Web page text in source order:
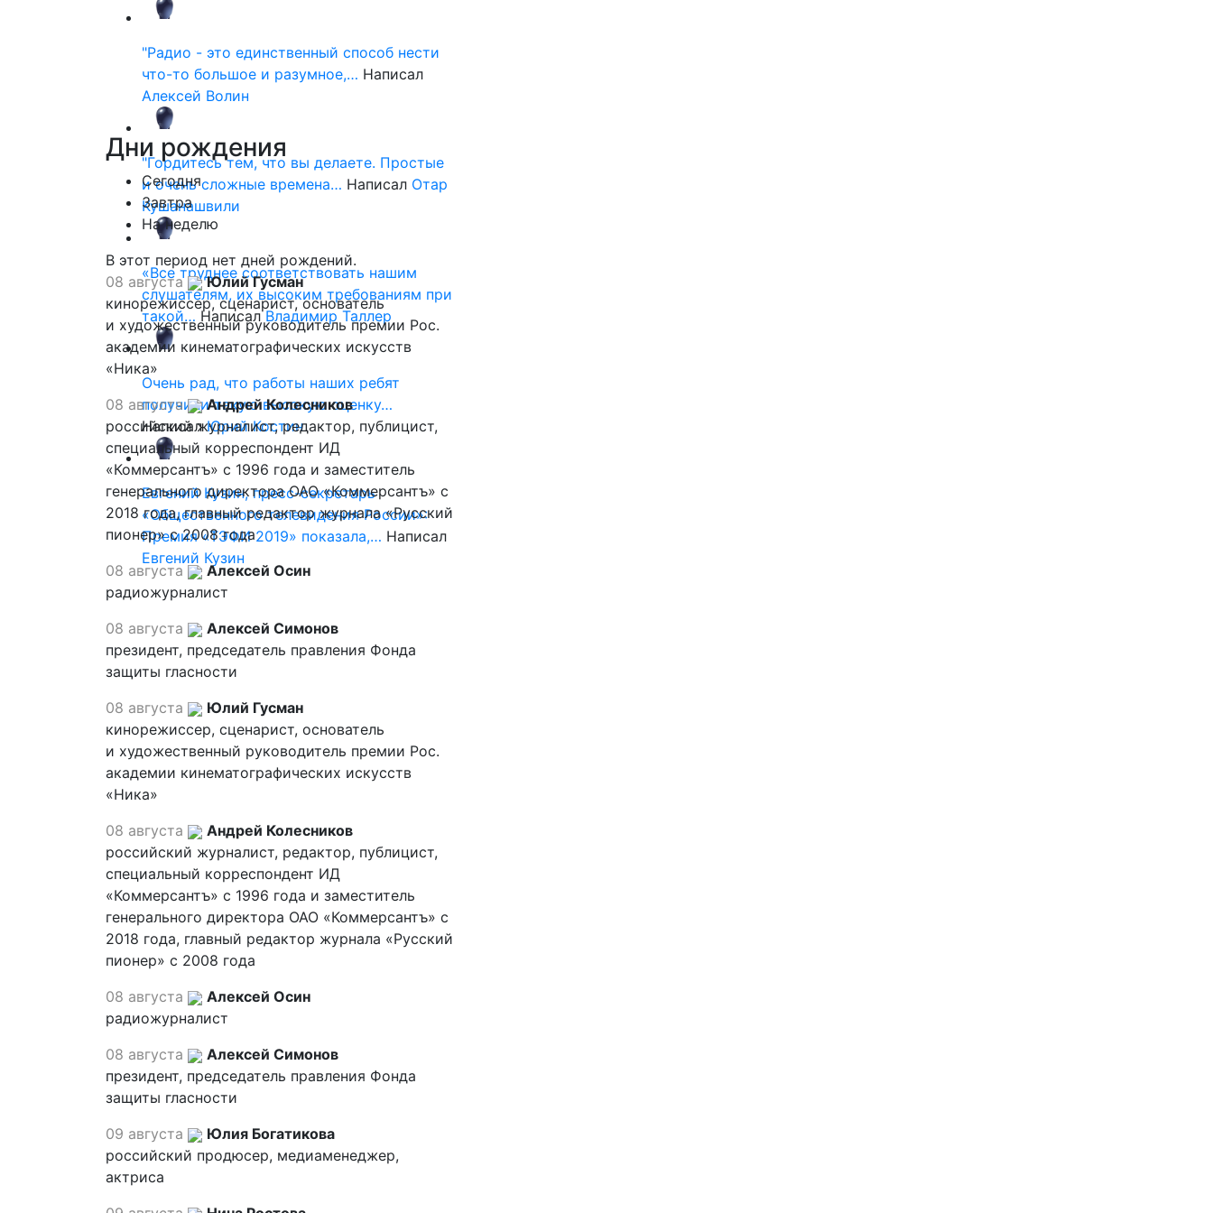
"Радио - это единственный способ нести
что-то большое и разумное,… Написал
Алексей Волин
"Гордитесь тем, что вы делаете. Простые
и очень сложные времена… Написал Отар
Кушанашвили
«Все труднее соответствовать нашим
слушателям, их высоким требованиям при
такой… НаписалВладимир Таллер
Очень рад, что работы наших ребят
получили такую высокую оценку…
НаписалЮрий Костин
Евгений Кузин, пресс-секретарь
«Общественного телевидения России»:
Премия «ТЭФИ 2019» показала,… Написал
Евгений Кузин
Дни рождения
Сегодня
Завтра
На неделю
В этот период нет дней рождений.
08 августа
Юлий Гусман
кинорежиссер, сценарист, основатель
и художественный руководитель премии Рос.
академии кинематографических искусств
«Ника»
08 августа
Андрей Колесников
российский журналист, редактор, публицист,
специальный корреспондент ИД
«Коммерсантъ» с 1996 года и заместитель
генерального директора ОАО «Коммерсантъ» с
2018 года, главный редактор журнала «Русский
пионер» с 2008 года
08 августа
Алексей Осин
радиожурналист
08 августа
Алексей Симонов
президент, председатель правления Фонда
защиты гласности
08 августа
Юлий Гусман
кинорежиссер, сценарист, основатель
и художественный руководитель премии Рос.
академии кинематографических искусств
«Ника»
08 августа
Андрей Колесников
российский журналист, редактор, публицист,
специальный корреспондент ИД
«Коммерсантъ» с 1996 года и заместитель
генерального директора ОАО «Коммерсантъ» с
2018 года, главный редактор журнала «Русский
пионер» с 2008 года
08 августа
Алексей Осин
радиожурналист
08 августа
Алексей Симонов
президент, председатель правления Фонда
защиты гласности
09 августа
Юлия Богатикова
российский продюсер, медиаменеджер,
актриса